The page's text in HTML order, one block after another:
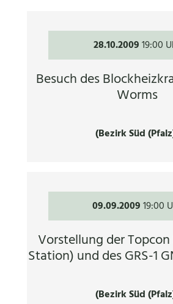
28.10.200919:00
Besuch des
Worms
(Bezirk Süd
09.09.200919:00
Vorstellung der
Station) und des GRS-1
(Bezirk Süd